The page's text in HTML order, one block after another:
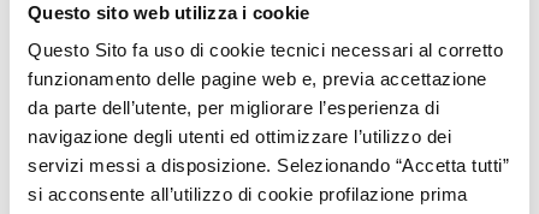
Questo sito web utilizza i cookie
Questo Sito fa uso di cookie tecnici necessari al corretto
funzionamento delle pagine web e, previa accettazione
da parte dell’utente, per migliorare l’esperienza di
navigazione degli utenti ed ottimizzare l’utilizzo dei
servizi messi a disposizione. Selezionando “Accetta tutti”
si acconsente all’utilizzo di cookie profilazione prima
raccomandazioni politiche per il periodo di ripresa per
garantire che i guadagni degli anni passati in materia di
genere l'uguaglianza non è superata dagli effetti negativi a
breve termine delle misure attuate per combattere la crisi
sanitaria COVID-19.
FONTE: